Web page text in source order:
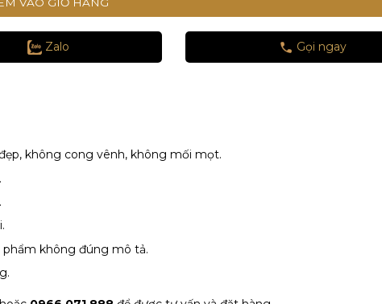
Zalo Gọi ngay
không cong vênh, không mối mọt.
không đúng mô tả.